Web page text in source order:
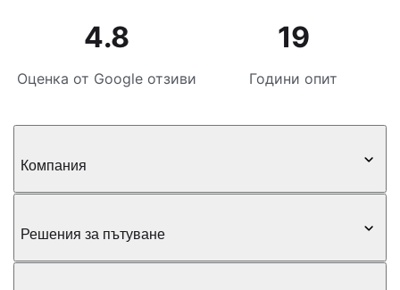
4.8
Оценка от Google отзиви
19
Години опит
Компания
Решения за пътуване